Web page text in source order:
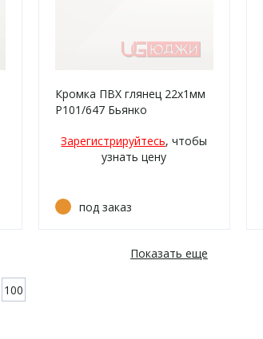
Кромка ПВХ глянец 22х1мм
P101/647 Бьянко
Зарегистрируйтесь, чтобы
узнать цену
под заказ
100
Показать еще